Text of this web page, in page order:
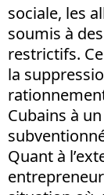
sociale, les
soumis à
restrictifs.
la
Cubains à
Quant à